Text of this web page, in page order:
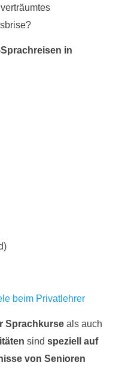
in
beim Privatlehrer
Sprachkurse als auch
sind speziell auf
von Senioren